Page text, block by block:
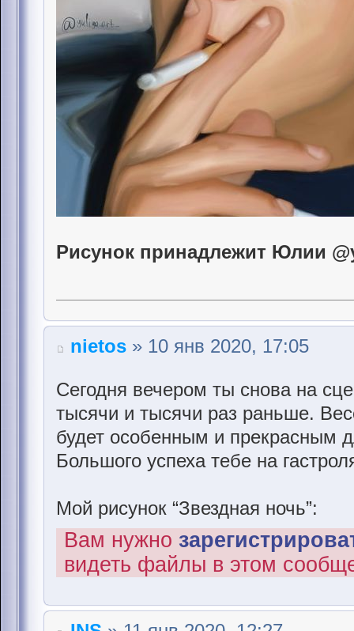
Рисунок принадлежит Юлии
nietos » 10 янв 2020, 17:05
Сегодня вечером ты снова на
тысячи и тысячи раз раньше.
будет особенным и прекрасным
Большого успеха тебе на
Мой рисунок “Звездная ночь”:
Вам нужно
видеть файлы в этом